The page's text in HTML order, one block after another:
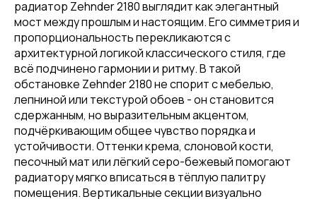
радиатор Zehnder 2180 выглядит как элегантный
мост между прошлым и настоящим. Его симметрия и
пропорциональность перекликаются с
архитектурной логикой классического стиля, где
всё подчинено гармонии и ритму. В такой
обстановке Zehnder 2180 не спорит с мебелью,
лепниной или текстурой обоев - он становится
сдержанным, но выразительным акцентом,
подчёркивающим общее чувство порядка и
устойчивости. Оттенки крема, слоновой кости,
песочный мат или лёгкий серо-бежевый помогают
радиатору мягко вписаться в тёплую палитру
помещения. Вертикальные секции визуально